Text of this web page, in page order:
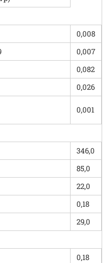
0,008
0,007
0,082
0,026
0,001
346,0
85,0
22,0
0,18
29,0
0,18